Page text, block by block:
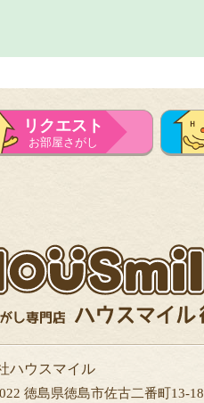
リクエスト
お部屋さがし
ハウスマイル
徳島県徳島市佐古二番町13-18